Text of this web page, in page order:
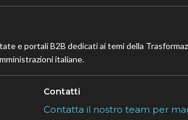
e portali B2B dedicati ai temi della
italiane.
Contatti
Contatta il nostro team per